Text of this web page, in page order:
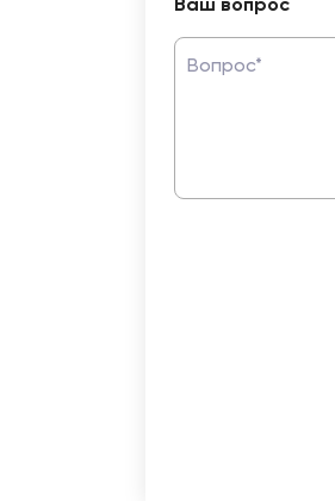
Ваш вопрос
Вопрос*